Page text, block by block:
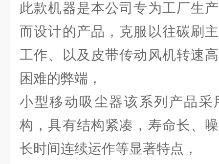
此款机器是本公司专为工厂生
而设计的产品，克服以往碳刷
工作、以及皮带传动风机转速
困难的弊端，
小型移动吸尘器该系列产品采
构，具有结构紧凑，寿命长、
长时间连续运作等显著特点，